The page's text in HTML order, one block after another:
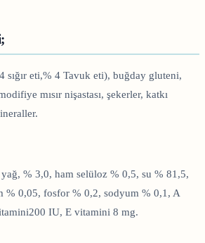
sığır eti,% 4 Tavuk eti), buğday gluteni,
mısır nişastası, şekerler, katkı
% 3,0, ham selüloz % 0,5, su % 81,5,
% 0,05, fosfor % 0,2, sodyum % 0,1, A
IU, E vitamini 8 mg.